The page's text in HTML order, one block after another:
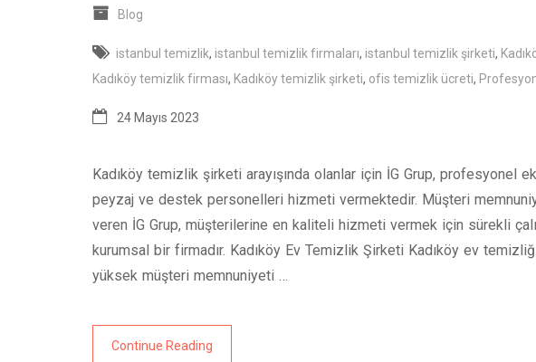
Blog
istanbul temizlik, istanbul temizlik firmaları, istanbul temizlik şirketi,
Kadıköy temizlik firması, Kadıköy temizlik şirketi, ofis temizlik ücreti,
24 Mayıs 2023
Kadıköy temizlik şirketi arayışında olanlar için İG Grup, profesyonel
peyzaj ve destek personelleri hizmeti vermektedir. Müşteri
veren İG Grup, müşterilerine en kaliteli hizmeti vermek için sürekli
kurumsal bir firmadır. Kadıköy Ev Temizlik Şirketi Kadıköy ev
yüksek müşteri memnuniyeti …
Continue Reading